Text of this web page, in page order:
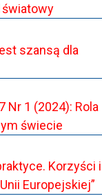
światowy
szansą dla
Nr 1 (2024): Rola
świecie
Korzyści i
Europejskiej”